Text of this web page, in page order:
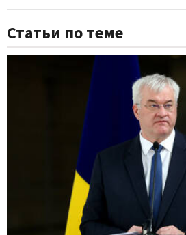
Статьи по теме